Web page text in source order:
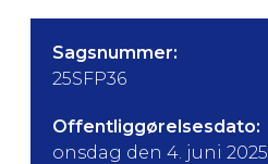
Sagsnummer:
25SFP36
Offentliggørelsesdato:
onsdag den 4. juni 2025